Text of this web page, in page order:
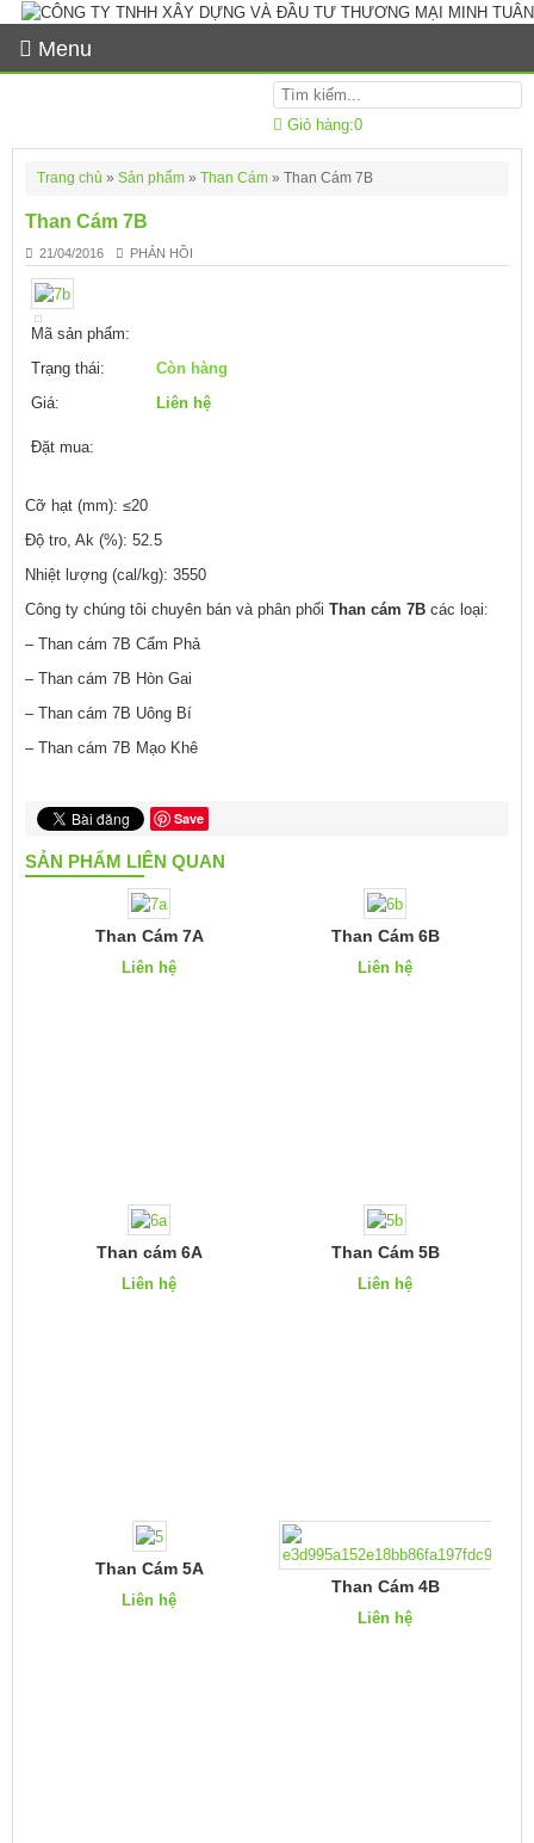
Menu
Giỏ hàng:0
Trang chủ » Sản phẩm » Than Cám » Than Cám 7B
Than Cám 7B
21/04/2016 PHẢN HỒI
Mã sản phẩm:
Trạng thái:
Còn hàng
Giá:
Liên hệ
Đặt mua:
Cỡ hạt (mm): ≤20
Độ tro, Ak (%): 52.5
Nhiệt lượng (cal/kg): 3550
Công ty chúng tôi chuyên bán và phân phối Than cám 7B các loại:
– Than cám 7B Cẩm Phả
– Than cám 7B Hòn Gai
– Than cám 7B Uông Bí
– Than cám 7B Mạo Khê
Save
SẢN PHẨM LIÊN QUAN
Than Cám 7A
Liên hệ
Than Cám 6B
Liên hệ
Than cám 6A
Liên hệ
Than Cám 5B
Liên hệ
Than Cám 5A
Liên hệ
Than Cám 4B
Liên hệ